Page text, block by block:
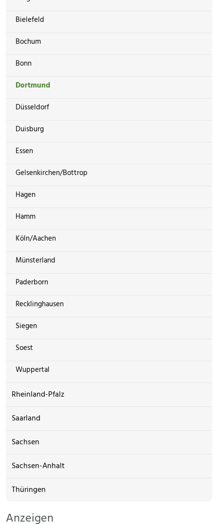
Bielefeld
Bochum
Bonn
Dortmund
Düsseldorf
Duisburg
Essen
Gelsenkirchen/Bottrop
Hagen
Hamm
Köln/Aachen
Münsterland
Paderborn
Recklinghausen
Siegen
Soest
Wuppertal
Rheinland-Pfalz
Saarland
Sachsen
Sachsen-Anhalt
Thüringen
Anzeigen